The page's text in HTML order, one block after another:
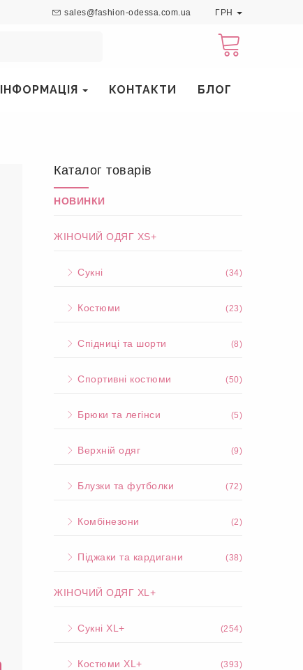
sales@fashion-odessa.com.ua ГРН
ІНФОРМАЦІЯ КОНТАКТИ БЛОГ
Каталог товарів
НОВИНКИ
ЖІНОЧИЙ ОДЯГ XS+
Сукні (34)
Костюми (23)
Спідниці та шорти (8)
Спортивні костюми (50)
Брюки та легінси (5)
Верхній одяг (9)
Блузки та футболки (72)
Комбінезони (2)
Піджаки та кардигани (38)
ЖІНОЧИЙ ОДЯГ XL+
Сукні XL+ (254)
Костюми XL+ (393)